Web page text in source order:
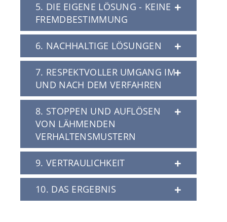
Beurteilen Sie
5. DIE EIGENE LÖSUNG - KEINE
FREMDBESTIMMUNG
6. NACHHALTIGE LÖSUNGEN
7. RESPEKTVOLLER UMGANG IM
UND NACH DEM VERFAHREN
8. STOPPEN UND AUFLÖSEN
VON LÄHMENDEN
VERHALTENSMUSTERN
9. VERTRAULICHKEIT
10. DAS ERGEBNIS